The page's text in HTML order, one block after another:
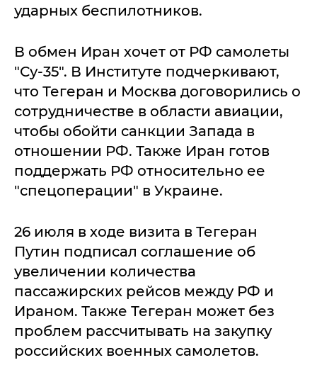
ударных беспилотников.
В обмен Иран хочет от РФ самолеты
"Су-35". В Институте подчеркивают,
что Тегеран и Москва договорились о
сотрудничестве в области авиации,
чтобы обойти санкции Запада в
отношении РФ. Также Иран готов
поддержать РФ относительно ее
"спецоперации" в Украине.
26 июля в ходе визита в Тегеран
Путин подписал соглашение об
увеличении количества
пассажирских рейсов между РФ и
Ираном. Также Тегеран может без
проблем рассчитывать на закупку
российских военных самолетов.